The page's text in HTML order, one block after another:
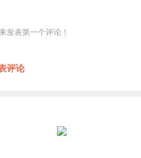
发表第一个评论！
评论